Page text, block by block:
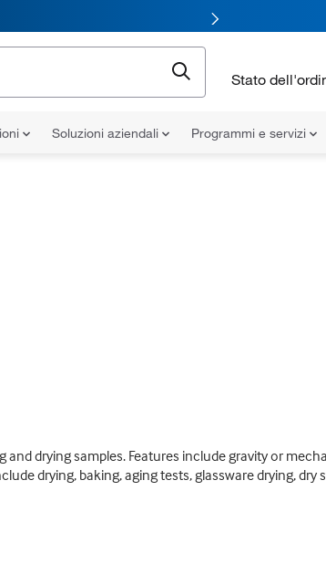
Stato
Soluzioni aziendali Programmi e servizi
drying samples. Features include gravity or
drying, baking, aging tests, glassware drying,